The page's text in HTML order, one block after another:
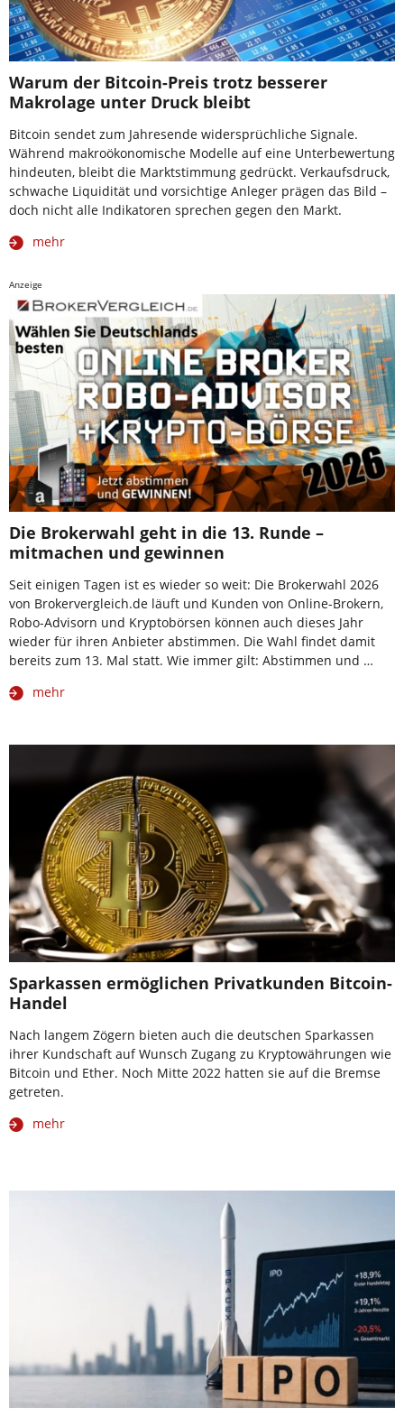
Warum der Bitcoin-Preis trotz besserer
Makrolage unter Druck bleibt
Bitcoin sendet zum Jahresende widersprüchliche Signale.
Während makroökonomische Modelle auf eine Unterbewertung
hindeuten, bleibt die Marktstimmung gedrückt. Verkaufsdruck,
schwache Liquidität und vorsichtige Anleger prägen das Bild –
doch nicht alle Indikatoren sprechen gegen den Markt.
mehr
Anzeige
Die Brokerwahl geht in die 13. Runde –
mitmachen und gewinnen
Seit einigen Tagen ist es wieder so weit: Die Brokerwahl 2026
von Brokervergleich.de läuft und Kunden von Online-Brokern,
Robo-Advisorn und Kryptobörsen können auch dieses Jahr
wieder für ihren Anbieter abstimmen. Die Wahl findet damit
bereits zum 13. Mal statt. Wie immer gilt: Abstimmen und …
mehr
Sparkassen ermöglichen Privatkunden Bitcoin-
Handel
Nach langem Zögern bieten auch die deutschen Sparkassen
ihrer Kundschaft auf Wunsch Zugang zu Kryptowährungen wie
Bitcoin und Ether. Noch Mitte 2022 hatten sie auf die Bremse
getreten.
mehr